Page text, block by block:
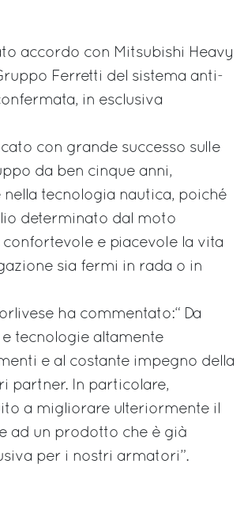
accordo con Mitsubishi Heavy
Ferretti del sistema anti-
in esclusiva
con grande successo sulle
da ben cinque anni,
tecnologia nautica, poiché
determinato dal moto
e piacevole la vita
sia fermi in rada o in
ha commentato:“ Da
tecnologie altamente
e al costante impegno della
partner. In particolare,
a migliorare ulteriormente il
ad un prodotto che è già
per i nostri armatori”.